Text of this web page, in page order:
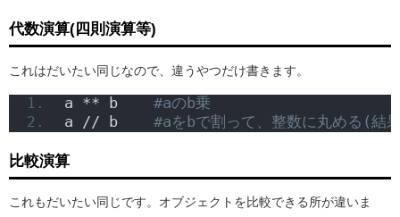
代数演算(四則演算等)
これはだいたい同じなので、違うやつだけ書きます。
a ** b #aのb乗
a // b #aをbで割って、整数に丸める(結
比較演算
これもだいたい同じです。オブジェクトを比較できる所が違いま